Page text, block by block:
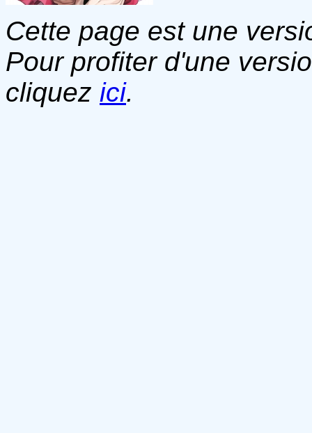
Cette page est une
Pour profiter d'une
cliquez ici.